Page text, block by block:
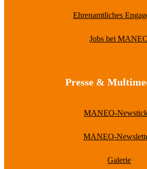
Ehrenamtliches
Jobs bei
Presse &
MANEO-
MANEO-
Galerie